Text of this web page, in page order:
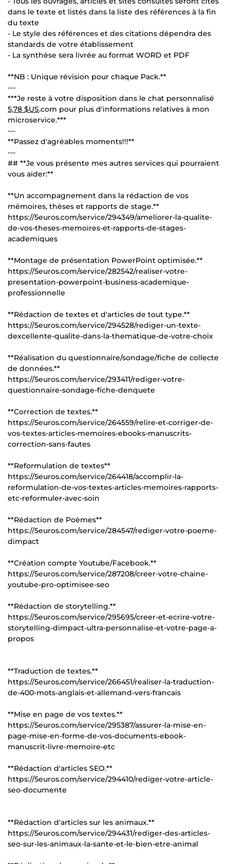
dans le texte et listés dans la liste des références à la fin
du texte
- Le style des références et des citations dépendra des
standards de votre établissement
- La synthèse sera livrée au format WORD et PDF
**NB : Unique révision pour chaque Pack.**
---
***Je reste à votre disposition dans le chat personnalisé
5,78 $US.com pour plus d'informations relatives à mon
microservice.***
---
**Passez d'agréables moments!!!**
---
## **Je vous présente mes autres services qui pourraient
vous aider:**
**Un accompagnement dans la rédaction de vos
mémoires, thèses et rapports de stage.**
https://5euros.com/service/294349/ameliorer-la-qualite-
de-vos-theses-memoires-et-rapports-de-stages-
academiques
**Montage de présentation PowerPoint optimisée.**
https://5euros.com/service/282542/realiser-votre-
presentation-powerpoint-business-academique-
professionnelle
**Rédaction de textes et d'articles de tout type.**
https://5euros.com/service/294528/rediger-un-texte-
dexcellente-qualite-dans-la-thematique-de-votre-choix
**Réalisation du questionnaire/sondage/fiche de collecte
de données.**
https://5euros.com/service/293411/rediger-votre-
questionnaire-sondage-fiche-denquete
**Correction de textes.**
https://5euros.com/service/264559/relire-et-corriger-de-
vos-textes-articles-memoires-ebooks-manuscrits-
correction-sans-fautes
**Reformulation de textes**
https://5euros.com/service/264418/accomplir-la-
reformulation-de-vos-textes-articles-memoires-rapports-
etc-reformuler-avec-soin
**Rédaction de Poèmes**
https://5euros.com/service/284547/rediger-votre-poeme-
dimpact
**Création compte Youtube/Facebook.**
https://5euros.com/service/287208/creer-votre-chaine-
youtube-pro-optimisee-seo
**Rédaction de storytelling.**
https://5euros.com/service/295695/creer-et-ecrire-votre-
storytelling-dimpact-ultra-personnalise-et-votre-page-a-
propos
**Traduction de textes.**
https://5euros.com/service/266451/realiser-la-traduction-
de-400-mots-anglais-et-allemand-vers-francais
**Mise en page de vos textes.**
https://5euros.com/service/295387/assurer-la-mise-en-
page-mise-en-forme-de-vos-documents-ebook-
manuscrit-livre-memoire-etc
**Rédaction d'articles SEO.**
https://5euros.com/service/294410/rediger-votre-article-
seo-documente
**Rédaction d'articles sur les animaux.**
https://5euros.com/service/294431/rediger-des-articles-
seo-sur-les-animaux-la-sante-et-le-bien-etre-animal